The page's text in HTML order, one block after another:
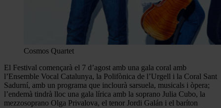
Cosmos Quartet
El Festival començarà el 7 d’agost amb una gala coral amb
l’Ensemble Vocal Catalunya, la Polifònica de l’Urgell i la Coral Sant
Sadurní, amb un programa que inclourà sarsuela, musicals i òpera;
l’endemà tindrà lloc una gala lírica amb la soprano Julia Cubo, la
mezzosoprano Olga Privalova, el tenor Jordi Galán i el baríton